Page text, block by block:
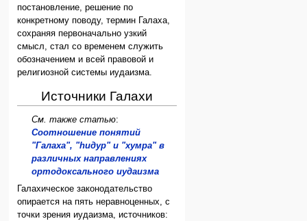
постановление, решение по
конкретному поводу, термин Галаха,
сохраняя первоначально узкий
смысл, стал со временем служить
обозначением и всей правовой и
религиозной системы иудаизма.
Источники Галахи
См. также статью:
Соотношение понятий
"Галаха", "hидур" и "хумра" в
различных направлениях
ортодоксального иудаизма
Галахическое законодательство
опирается на пять неравноценных, с
точки зрения иудаизма, источников: